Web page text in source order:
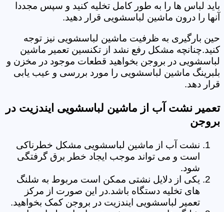
باید لباس ها را به طور کامل تخلیه کنید و سپس مجددا
آنها را درون ماشین لباسشویی قرار دهید.
حین بارگیری به ظرفیت ماشین لباسشویی نیز توجه
کنید.چنانچه مشکل رفع نشد از تکنسین تعمیر ماشین
لباسشویی در بروجن بخواهید قطعات موجود در مخزن و
بلبرینگ ماشین لباسشویی را مورد بررسی و عیب یابی
قرار دهد.
تعمیر نشت آب از ماشین لباسشویی ایندزیت در
بروجن
نشت آب از ماشین لباسشویی مشکل خطرناکی
است و می تواند موجب ایجاد خطر برق گرفتگی
شود.
یکی از دلایل نشتی ممکن است مربوط به شلنگ
های تخلیه دستگاه باشد.در این صورت از مرکز
تعمیر لباسشویی ایندزیت در بروجن کمک بخواهید.